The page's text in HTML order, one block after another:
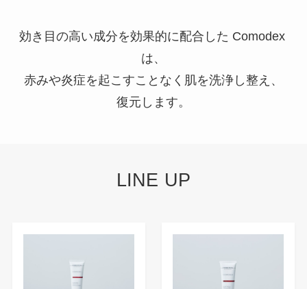
効き目の高い成分を効果的に配合した Comodex
は、
赤みや炎症を起こすことなく肌を洗浄し整え、
復元します。
LINE UP